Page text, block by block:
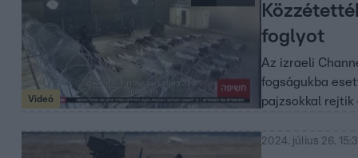
Videó
foglyot
Az izraeli
fogságukba
pajzsokkal
2024. július 26.